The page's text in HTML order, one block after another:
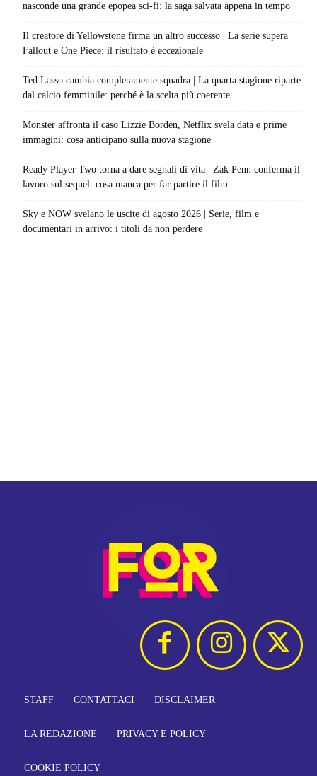
nasconde una grande epopea sci-fi: la saga salvata appena in tempo
Il creatore di Yellowstone firma un altro successo | La serie supera
Fallout e One Piece: il risultato è eccezionale
Ted Lasso cambia completamente squadra | La quarta stagione riparte
dal calcio femminile: perché è la scelta più coerente
Monster affronta il caso Lizzie Borden, Netflix svela data e prime
immagini: cosa anticipano sulla nuova stagione
Ready Player Two torna a dare segnali di vita | Zak Penn conferma il
lavoro sul sequel: cosa manca per far partire il film
Sky e NOW svelano le uscite di agosto 2026 | Serie, film e
documentari in arrivo: i titoli da non perdere
STAFF CONTATTACI DISCLAIMER
LA REDAZIONE PRIVACY E POLICY
COOKIE POLICY